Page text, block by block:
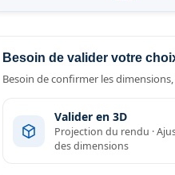
Besoin de valider votre
Besoin de confirmer les
Valider en 3D
Projection du rendu ·
des dimensions